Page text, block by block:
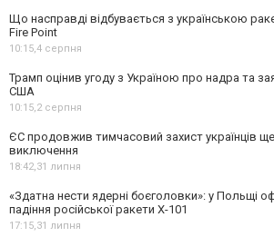
Що насправді відбувається з українською
Fire Point
10:15,4 серпня
Трамп оцінив угоду з Україною про надра та
США
10:15,2 серпня
ЄС продовжив тимчасовий захист українців ще
виключення
18:42,31 липня
«Здатна нести ядерні боєголовки»: у Польщі
падіння російської ракети Х-101
17:15,31 липня